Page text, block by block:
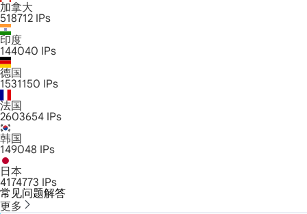
加拿大
518712 IPs
印度
144040 IPs
德国
1531150 IPs
法国
2603654 IPs
韩国
149048 IPs
日本
4174773 IPs
常见问题解答
更多